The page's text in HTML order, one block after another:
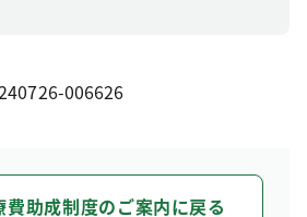
006626
費助成制度のご案内に戻る